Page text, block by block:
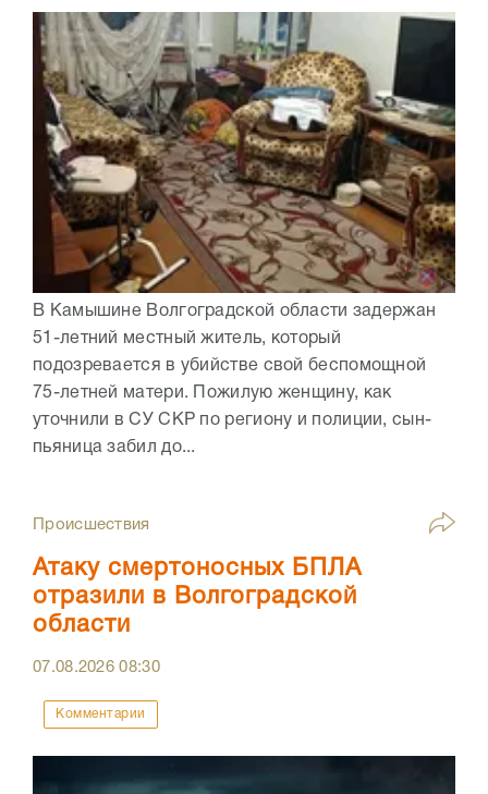
В Камышине Волгоградской области задержан
51-летний местный житель, который
подозревается в убийстве свой беспомощной
75-летней матери. Пожилую женщину, как
уточнили в СУ СКР по региону и полиции, сын-
пьяница забил до...
Происшествия
Атаку смертоносных БПЛА
отразили в Волгоградской
области
07.08.202608:30
Комментарии